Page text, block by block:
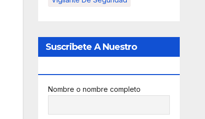
Suscribete A Nuestro
Nombre o nombre completo